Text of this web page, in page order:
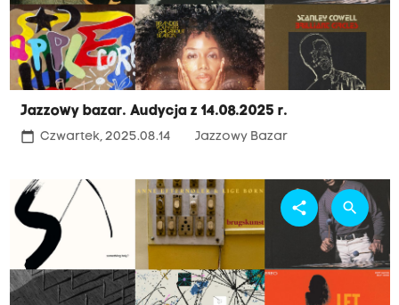
Jazzowy bazar. Audycja z 14.08.2025 r.
calendar_today Czwartek, 2025.08.14 Jazzowy Bazar
share search